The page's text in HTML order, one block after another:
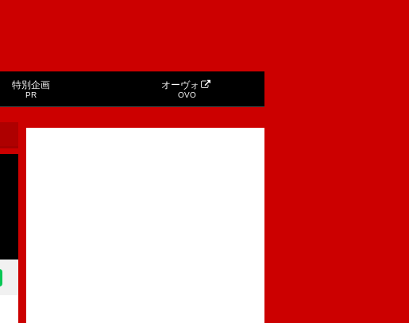
特別企画
PR
オーヴォ
OVO